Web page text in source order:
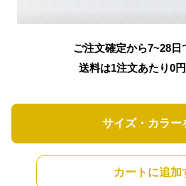
ご注文確定から7~28日
送料は1注文あたり0
サイズ・カラー
カートに追加